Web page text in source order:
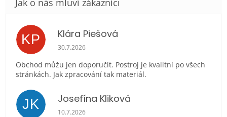
KP Klára Piešová
Hodnocení obchodu je 5 z 5 hvězdiček.
30.7.2026
Obchod můžu jen doporučit. Postroj je kvalitní po všech
stránkách. Jak zpracování tak materiál.
JK Josefína Kliková
Hodnocení obchodu je 5 z 5 hvězdiček.
10.7.2026